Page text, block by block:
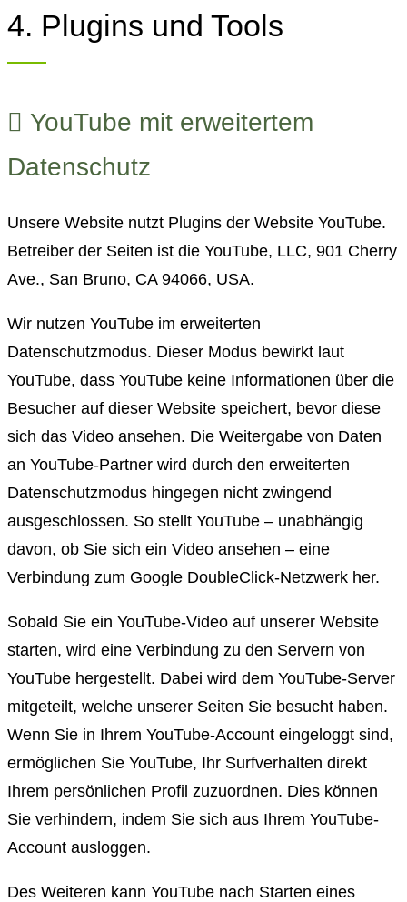
4. Plugins und Tools
YouTube mit erweitertem
Datenschutz
Unsere Website nutzt Plugins der Website YouTube.
Betreiber der Seiten ist die YouTube, LLC, 901 Cherry
Ave., San Bruno, CA 94066, USA.
Wir nutzen YouTube im erweiterten
Datenschutzmodus. Dieser Modus bewirkt laut
YouTube, dass YouTube keine Informationen über die
Besucher auf dieser Website speichert, bevor diese
sich das Video ansehen. Die Weitergabe von Daten
an YouTube-Partner wird durch den erweiterten
Datenschutzmodus hingegen nicht zwingend
ausgeschlossen. So stellt YouTube – unabhängig
davon, ob Sie sich ein Video ansehen – eine
Verbindung zum Google DoubleClick-Netzwerk her.
Sobald Sie ein YouTube-Video auf unserer Website
starten, wird eine Verbindung zu den Servern von
YouTube hergestellt. Dabei wird dem YouTube-Server
mitgeteilt, welche unserer Seiten Sie besucht haben.
Wenn Sie in Ihrem YouTube-Account eingeloggt sind,
ermöglichen Sie YouTube, Ihr Surfverhalten direkt
Ihrem persönlichen Profil zuzuordnen. Dies können
Sie verhindern, indem Sie sich aus Ihrem YouTube-
Account ausloggen.
Des Weiteren kann YouTube nach Starten eines